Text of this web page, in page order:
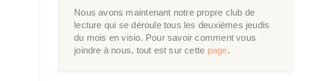
Nous avons maintenant notre propre club de
lecture qui se déroule tous les deuxièmes jeudis
du mois en visio. Pour savoir comment vous
joindre à nous, tout est sur cette page.